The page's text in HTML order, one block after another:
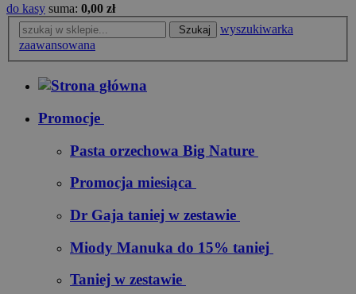
do kasy suma: 0,00 zł
Szukaj
wyszukiwarka
zaawansowana
Promocje
Pasta orzechowa Big Nature
Promocja miesiąca
Dr Gaja taniej w zestawie
Miody Manuka do 15% taniej
Taniej w zestawie